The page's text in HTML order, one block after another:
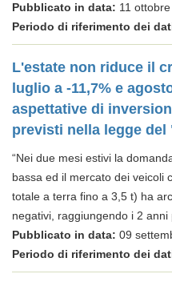
Pubblicato in data: 11
Periodo di riferimento dei
L'estate non riduce il
luglio a -11,7% e
aspettative di
previsti nella legge del
“Nei due mesi estivi la
bassa ed il mercato dei veicoli
totale a terra fino a 3,5 t) ha
negativi, raggiungendo i 2 anni
Pubblicato in data: 09
Periodo di riferimento dei